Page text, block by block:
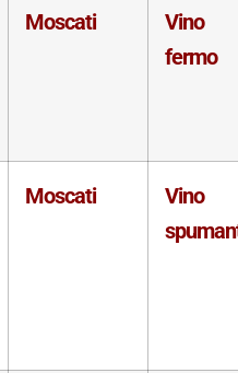
Moscati
Vino
fermo
Moscati
Vino